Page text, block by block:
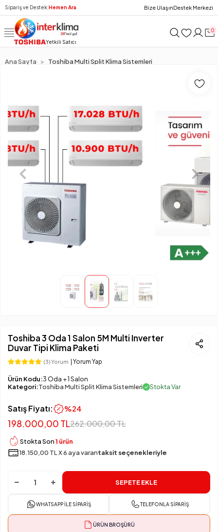
Sipariş ve Destek:Hemen Ara Bize UlaşınDestek Merkezi
Yetkili Satıcı
0
Ana Sayfa Toshiba Multi Split Klima Sistemleri
Toshiba 3 Oda 1 Salon 5M Multi Inverter
Duvar Tipi Klima Paketi
(3) Yorum | Yorum Yap
Ürün Kodu:3 Oda + 1 Salon
Kategori:Toshiba Multi Split Klima Sistemleri Stokta Var
Satış Fiyatı: %24
198.000,00 TL262.000,00 TL
Stokta Son1 ürün
18.150,00 TL X 6 aya varantaksit seçenekleriyle
SEPETE EKLE
WHATSAPP İLE SIPARIŞ TELEFONLA SIPARIŞ
ÜRÜN BROŞÜRÜ